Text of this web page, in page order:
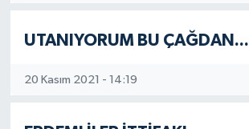
UTANIYORUM BU ÇAĞDAN...
20 Kasım 2021 - 14:19